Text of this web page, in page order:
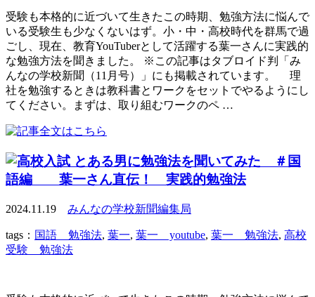
受験も本格的に近づいて生きたこの時期、勉強方法に悩んで
いる受験生も少なくないはず。小・中・高校時代を群馬で過
ごし、現在、教育YouTuberとして活躍する葉一さんに実践的
な勉強方法を聞きました。 ※この記事はタブロイド判「み
んなの学校新聞（11月号）」にも掲載されています。 理
社を勉強するときは教科書とワークをセットでやるようにし
てください。まずは、取り組むワークのペ …
とある男に勉強法を聞いてみた ＃国
語編 葉一さん直伝！ 実践的勉強法
2024.11.19 みんなの学校新聞編集局
tags： 国語 勉強法, 葉一, 葉一 youtube, 葉一 勉強法, 高校
受験 勉強法